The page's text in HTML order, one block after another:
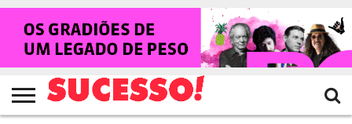
HOME
NOTÍCIAS
SHOWS
ENTREVISTAS
CLIQUES
RANKING
CROWLEY
TV
SUCESSO!
REVISTA
SUCESSO!